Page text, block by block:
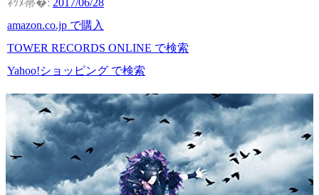
amazon.co.jp で購入
TOWER RECORDS ONLINE で検索
Yahoo!ショッピング で検索